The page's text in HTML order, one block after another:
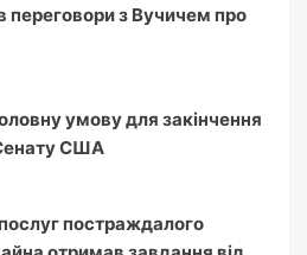
переговори з Вучичем про
умову для закінчення
США
постраждалого